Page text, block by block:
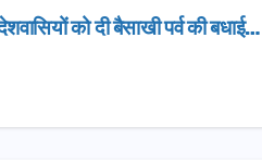
को दी बैसाखी पर्व की बधाई…